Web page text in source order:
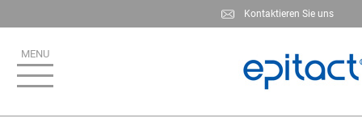
to
main
content
Kontaktieren Sie uns